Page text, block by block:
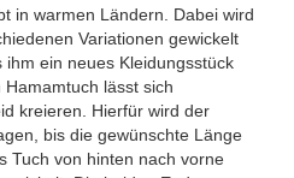
in warmen Ländern. Dabei wird
Variationen gewickelt
ein neues Kleidungsstück
lässt sich
kreieren. Hierfür wird der
bis die gewünschte Länge
Tuch von hinten nach vorne